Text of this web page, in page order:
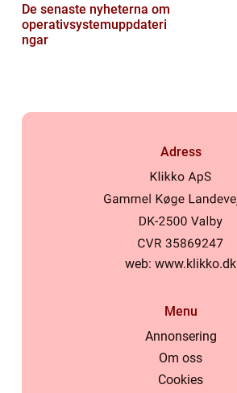
De senaste nyheterna om
operativsystemuppdateri
ngar
Adress
web: www.klikko.dk
Menu
Annonsering
Om oss
Cookies